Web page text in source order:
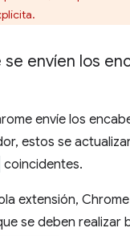
envíen los
envíe los
estos se
coincidentes.
extensión,
se deben realizar